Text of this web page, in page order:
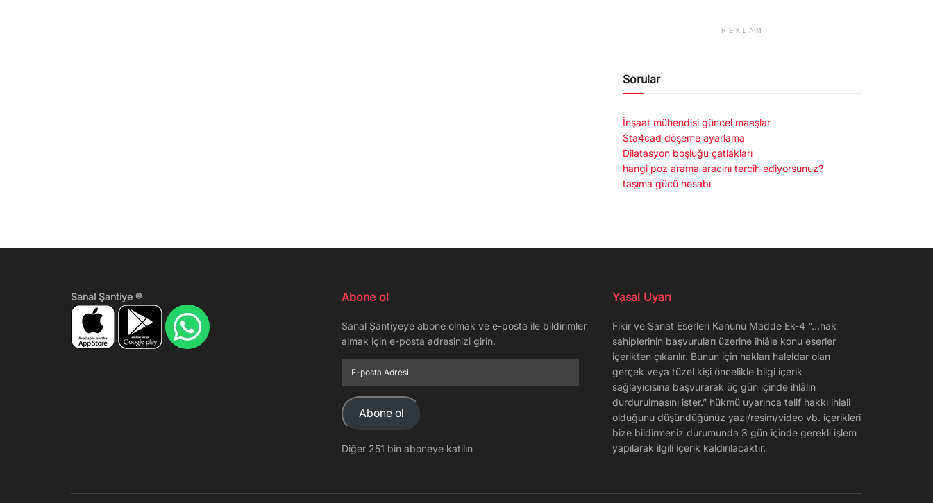
REKLAM
Sorular
İnşaat mühendisi güncel maaşlar
Sta4cad döşeme ayarlama
Dilatasyon boşluğu çatlakları
hangi poz arama aracını tercih ediyorsunuz?
taşıma gücü hesabı
Sanal Şantiye ® Abone ol
Sanal Şantiyeye abone olmak ve e-posta ile bildirimler
almak için e-posta adresinizi girin.
posta
Adresi
Abone ol
Diğer 251 bin aboneye katılın
Yasal Uyarı
Fikir ve Sanat Eserleri Kanunu Madde Ek-4 “…hak
sahiplerinin başvuruları üzerine ihlâle konu eserler
içerikten çıkarılır. Bunun için hakları haleldar olan
gerçek veya tüzel kişi öncelikle bilgi içerik
sağlayıcısına başvurarak üç gün içinde ihlâlin
durdurulmasını ister.” hükmü uyarınca telif hakkı ihlali
olduğunu düşündüğünüz yazı/resim/video vb. içerikleri
bize bildirmeniz durumunda 3 gün içinde gerekli işlem
yapılarak ilgili içerik kaldırılacaktır.